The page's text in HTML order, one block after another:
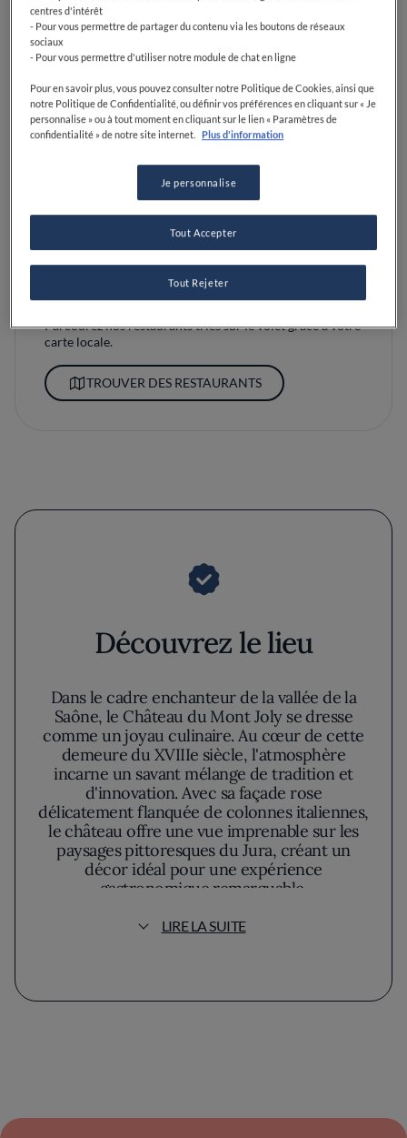
Découvrez la carte
Parcourez nos restaurants triés sur le volet grâce à votre
carte locale.
TROUVER DES RESTAURANTS
Découvrez le lieu
Dans le cadre enchanteur de la vallée de la
Saône, le Château du Mont Joly se dresse
comme un joyau culinaire. Au cœur de cette
demeure du XVIIIe siècle, l'atmosphère
incarne un savant mélange de tradition et
d'innovation. Avec sa façade rose
délicatement flanquée de colonnes italiennes,
le château offre une vue imprenable sur les
paysages pittoresques du Jura, créant un
décor idéal pour une expérience
gastronomique remarquable.
Aux commandes de la cuisine, le chef
une touche de modernité. Sa philosophie
créatives. Les convives peuvent s'attendre à
LIRE LA SUITE
centres d'intérêt
- Pour vous permettre de partager du contenu via les boutons de réseaux
sociaux
- Pour vous permettre d'utiliser notre module de chat en ligne
Pour en savoir plus, vous pouvez consulter notre Politique de Cookies, ainsi que
notre Politique de Confidentialité, ou définir vos préférences en cliquant sur « Je
personnalise » ou à tout moment en cliquant sur le lien « Paramètres de
confidentialité » de notre site internet.
Plus d'information
Je personnalise
Tout Rejeter
Tout Accepter